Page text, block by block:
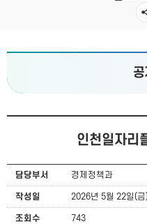
인천일자리
담당부서 경제정책과
작성일 2026년 5월 22일(
조회수 743